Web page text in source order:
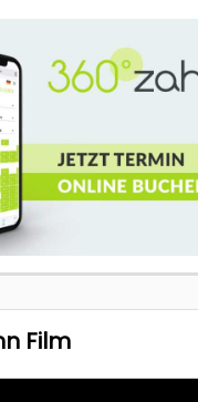
Film